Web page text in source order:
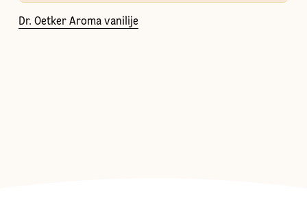
Dr. Oetker Aroma vanilije